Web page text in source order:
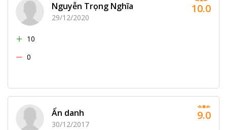
Nguyễn Trọng Nghĩa
29/12/2020
10
0
10.0
Ẩn danh
30/12/2017
9.0